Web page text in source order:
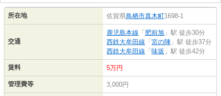
所在地 佐賀県鳥栖市真木町1698-1
交通
鹿児島本線 「 肥前旭 」駅 徒歩30分
西鉄大牟田線 「 宮の陣 」駅 徒歩37分
西鉄大牟田線 「 味坂 」駅 徒歩42分
賃料 5万円
管理費等 3,000円